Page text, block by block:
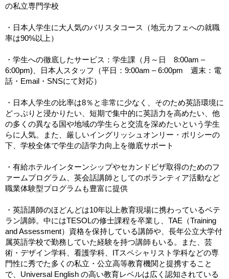
の私立専門学校
・日本人学生に大人気のバリスタコース（地元カフェへの就職
率は90%以上）
・学生への徹底したサービス：学生課（月～日 8:00am –
6:00pm)、日本人スタッフ（平日：9:00am – 6:00pm 週末：電
話・Email・SNSにて対応）
・日本人学生の比率は8％と非常に少なく、そのため英語環境に
どっぷりと浸かりたい、短期で集中的に英語力を高めたい、他
の多くの異なる国や地域の学生らと交流を深めたいという学生
らに人気。また、厳しいイングリッシュオンリー・ポリシーの
下、学校全体で学生の語学力向上を徹底サポート
・有給ホテルインターンシップやセカンドビザ取得のためのフ
ァームプログラム、英会話講師としてのボランティア活動など
職業体験型プログラムも豊富に提供
・英語講師のほどんどは10年以上教育現場に携わっているベテ
ラン講師。中にはTESOLの修士課程を卒業し、TAE（Training
and Assessment）資格を保持している講師や、長年公立大学付
属英語学校で勤務していた経験を持つ講師もいる。また、芸
術・デザイン学科、看護学科、ITスペシャリスト学科などの専
門性に秀でた多くの私立・公立高等教育機関と提携すること
で、Universal English の高い教育レベルは広く認知されている